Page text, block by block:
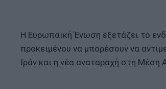
Η Ευρωπαϊκή Ένωση εξετάζει το
προκειμένου να μπορέσουν να
Ιράν και η νέα αναταραχή στη Μέση